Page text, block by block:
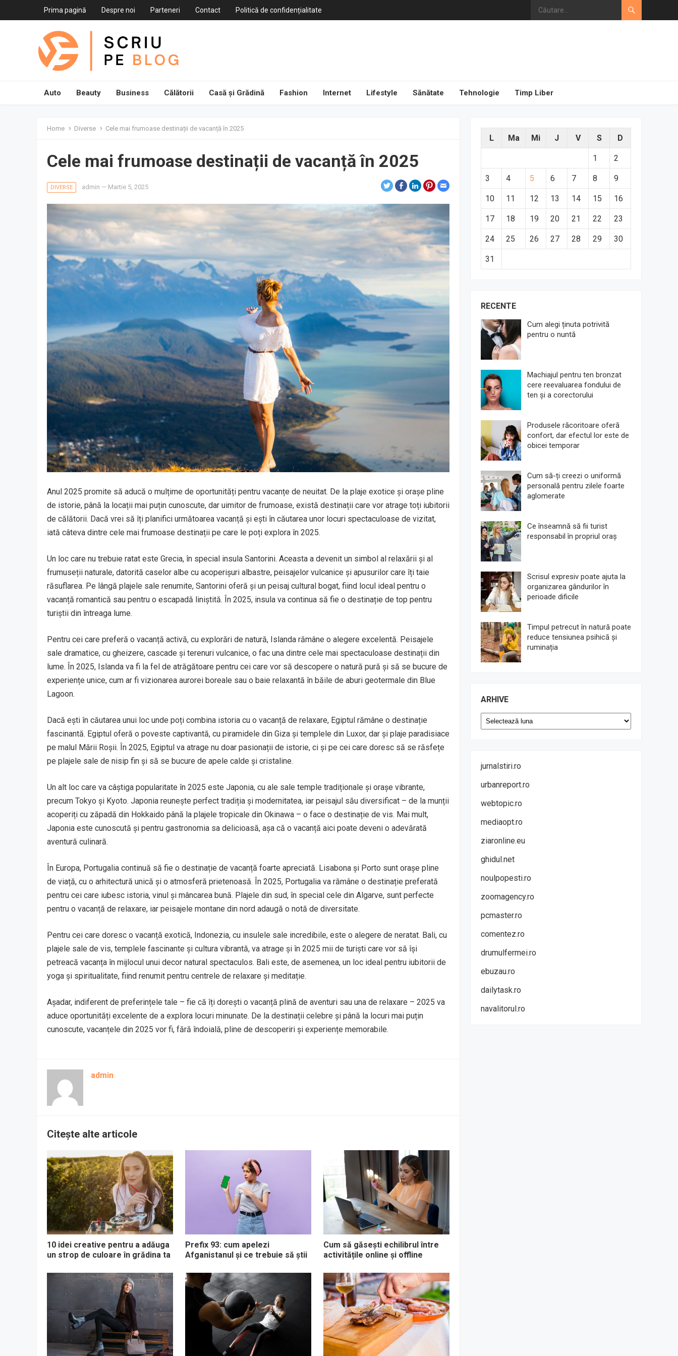
Prima pagină Despre noi Parteneri Contact Politică de confidențialitate
Auto Beauty Business Călătorii Casă și Grădină Fashion Internet Lifestyle Sănătate Tehnologie Timp Liber
Home Diverse Cele mai frumoase destinații de vacanță în 2025
Cele mai frumoase destinații de vacanță în 2025
DIVERSE admin — Martie 5, 2025
Anul 2025 promite să aducă o mulțime de oportunități pentru vacanțe de neuitat. De la plaje exotice și orașe pline
de istorie, până la locații mai puțin cunoscute, dar uimitor de frumoase, există destinații care vor atrage toți iubitorii
de călătorii. Dacă vrei să îți planifici următoarea vacanță și ești în căutarea unor locuri spectaculoase de vizitat,
iată câteva dintre cele mai frumoase destinații pe care le poți explora în 2025.
Un loc care nu trebuie ratat este Grecia, în special insula Santorini. Aceasta a devenit un simbol al relaxării și al
frumuseții naturale, datorită caselor albe cu acoperișuri albastre, peisajelor vulcanice și apusurilor care îți taie
răsuflarea. Pe lângă plajele sale renumite, Santorini oferă și un peisaj cultural bogat, fiind locul ideal pentru o
vacanță romantică sau pentru o escapadă liniștită. În 2025, insula va continua să fie o destinație de top pentru
turiștii din întreaga lume.
Pentru cei care preferă o vacanță activă, cu explorări de natură, Islanda rămâne o alegere excelentă. Peisajele
sale dramatice, cu gheizere, cascade și terenuri vulcanice, o fac una dintre cele mai spectaculoase destinații din
lume. În 2025, Islanda va fi la fel de atrăgătoare pentru cei care vor să descopere o natură pură și să se bucure de
experiențe unice, cum ar fi vizionarea aurorei boreale sau o baie relaxantă în băile de aburi geotermale din Blue
Lagoon.
Dacă ești în căutarea unui loc unde poți combina istoria cu o vacanță de relaxare, Egiptul rămâne o destinație
fascinantă. Egiptul oferă o poveste captivantă, cu piramidele din Giza și templele din Luxor, dar și plaje paradisiace
pe malul Mării Roșii. În 2025, Egiptul va atrage nu doar pasionații de istorie, ci și pe cei care doresc să se răsfețe
pe plajele sale de nisip fin și să se bucure de apele calde și cristaline.
Un alt loc care va câștiga popularitate în 2025 este Japonia, cu ale sale temple tradiționale și orașe vibrante,
precum Tokyo și Kyoto. Japonia reunește perfect tradiția și modernitatea, iar peisajul său diversificat – de la munții
acoperiți cu zăpadă din Hokkaido până la plajele tropicale din Okinawa – o face o destinație de vis. Mai mult,
Japonia este cunoscută și pentru gastronomia sa delicioasă, așa că o vacanță aici poate deveni o adevărată
aventură culinară.
În Europa, Portugalia continuă să fie o destinație de vacanță foarte apreciată. Lisabona și Porto sunt orașe pline
de viață, cu o arhitectură unică și o atmosferă prietenoasă. În 2025, Portugalia va rămâne o destinație preferată
pentru cei care iubesc istoria, vinul și mâncarea bună. Plajele din sud, în special cele din Algarve, sunt perfecte
pentru o vacanță de relaxare, iar peisajele montane din nord adaugă o notă de diversitate.
Pentru cei care doresc o vacanță exotică, Indonezia, cu insulele sale incredibile, este o alegere de neratat. Bali, cu
plajele sale de vis, templele fascinante și cultura vibrantă, va atrage și în 2025 mii de turiști care vor să își
petreacă vacanța în mijlocul unui decor natural spectaculos. Bali este, de asemenea, un loc ideal pentru iubitorii de
yoga și spiritualitate, fiind renumit pentru centrele de relaxare și meditație.
Așadar, indiferent de preferințele tale – fie că îți dorești o vacanță plină de aventuri sau una de relaxare – 2025 va
aduce oportunități excelente de a explora locuri minunate. De la destinații celebre și până la locuri mai puțin
cunoscute, vacanțele din 2025 vor fi, fără îndoială, pline de descoperiri și experiențe memorabile.
admin
Citește alte articole
10 idei creative pentru a adăuga
un strop de culoare în grădina ta
Prefix 93: cum apelezi
Afganistanul și ce trebuie să știi
Cum să găsești echilibrul între
activitățile online și offline
L Ma Mi J V S D
1 2
3 4 5 6 7 8 9
10 11 12 13 14 15 16
17 18 19 20 21 22 23
24 25 26 27 28 29 30
31
RECENTE
Cum alegi ținuta potrivită
pentru o nuntă
Machiajul pentru ten bronzat
cere reevaluarea fondului de
ten și a corectorului
Produsele răcoritoare oferă
confort, dar efectul lor este de
obicei temporar
Cum să-ți creezi o uniformă
personală pentru zilele foarte
aglomerate
Ce înseamnă să fii turist
responsabil în propriul oraș
Scrisul expresiv poate ajuta la
organizarea gândurilor în
perioade dificile
Timpul petrecut în natură poate
reduce tensiunea psihică și
ruminația
ARHIVE
Arhive
jurnalstiri.ro
urbanreport.ro
webtopic.ro
mediaopt.ro
ziaronline.eu
ghidul.net
noulpopesti.ro
zoomagency.ro
pcmaster.ro
comentez.ro
drumulfermei.ro
ebuzau.ro
dailytask.ro
navalitorul.ro